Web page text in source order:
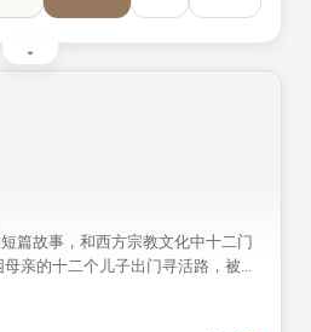
篇故事，和西方宗教文化中十二门
亲的十二个儿子出门寻活路，被天
偿所愿和救世主同在。